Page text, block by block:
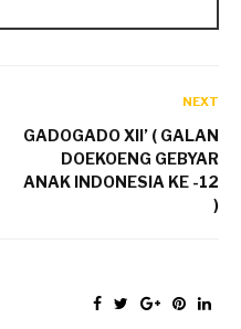
NEXT
GADOGADO XII’ ( GALAN
DOEKOENG GEBYAR
ANAK INDONESIA KE -12
)